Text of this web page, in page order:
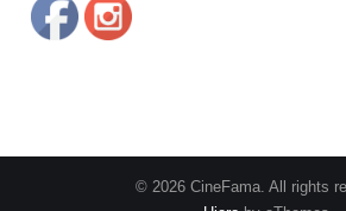
© 2026 CineFama. All rights